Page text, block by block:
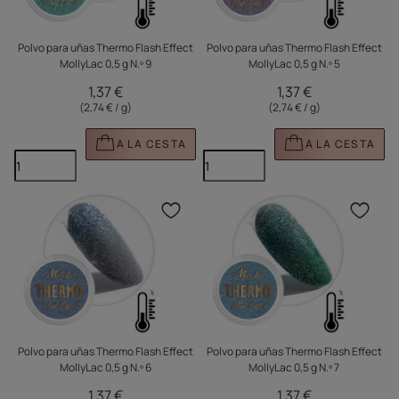
Polvo para uñas Thermo Flash Effect
MollyLac 0,5 g N.º 9
1,37 €
(2,74 € / g)
A LA CESTA
Polvo para uñas Thermo Flash Effect
MollyLac 0,5 g N.º 5
1,37 €
(2,74 € / g)
A LA CESTA
Polvo para uñas Thermo Flash Effect
MollyLac 0,5 g N.º 6
Haga clic para añadir
Polvo para uñas Thermo Flash Effect
MollyLac 0,5 g N.º 7